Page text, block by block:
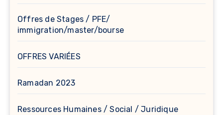
Offres de Stages / PFE/
immigration/master/bourse
OFFRES VARIÉES
Ramadan 2023
Ressources Humaines / Social / Juridique